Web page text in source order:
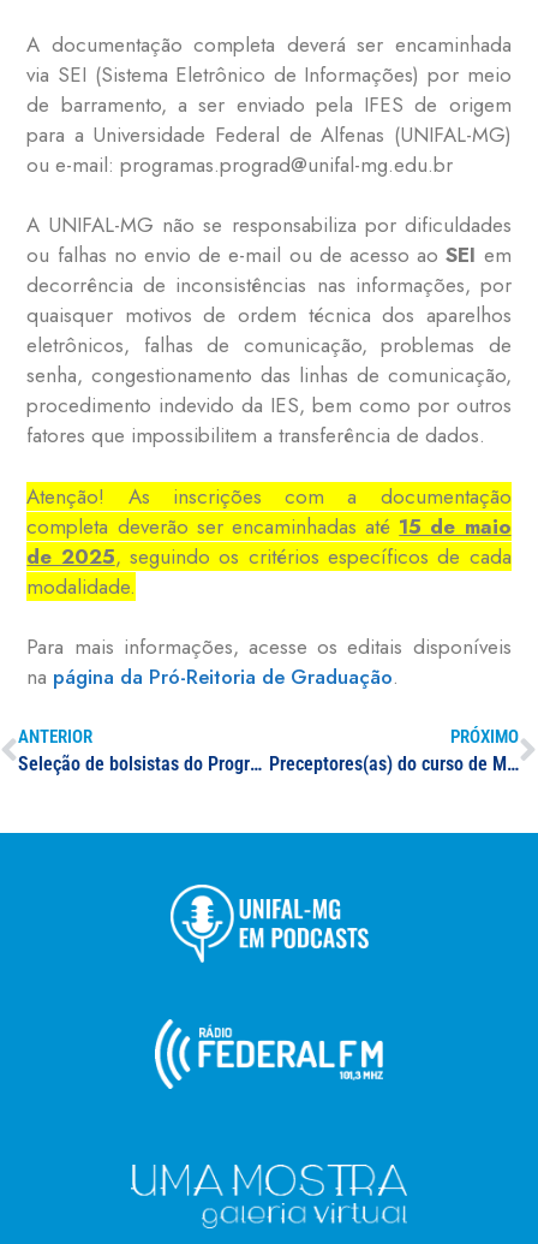
A documentação completa deverá ser encaminhada
via SEI (Sistema Eletrônico de Informações) por meio
de barramento, a ser enviado pela IFES de origem
para a Universidade Federal de Alfenas (UNIFAL-MG)
ou e-mail: programas.prograd@unifal-mg.edu.br
A UNIFAL-MG não se responsabiliza por dificuldades
ou falhas no envio de e-mail ou de acesso aoSEI em
decorrência de inconsistências nas informações, por
quaisquer motivos de ordem técnica dos aparelhos
eletrônicos, falhas de comunicação, problemas de
senha, congestionamento das linhas de comunicação,
procedimento indevido da IES, bem como por outros
fatores que impossibilitem a transferência de dados.
Atenção! As inscrições com a documentação
completa deverão ser encaminhadas até 15 de maio
de 2025, seguindo os critérios específicos de cada
modalidade.
Para mais informações, acesse os editais disponíveis
na página da Pró-Reitoria de Graduação.
ANTERIOR
Seleção de bolsistas do Programa Institucional de Bolsa de Iniciação à Docência (PIBID)
PRÓXIMO
Preceptores(as) do curso de Medicina